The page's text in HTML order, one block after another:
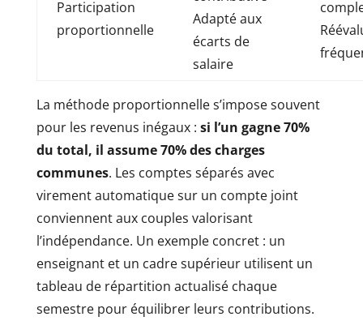
Participation
proportionnelle
Adapté aux
écarts de
salaire
La méthode proportionnelle s’impose souvent
pour les revenus inégaux : si l’un gagne 70%
du total, il assume 70% des charges
communes. Les comptes séparés avec
virement automatique sur un compte joint
conviennent aux couples valorisant
l’indépendance. Un exemple concret : un
enseignant et un cadre supérieur utilisent un
tableau de répartition actualisé chaque
semestre pour équilibrer leurs contributions.